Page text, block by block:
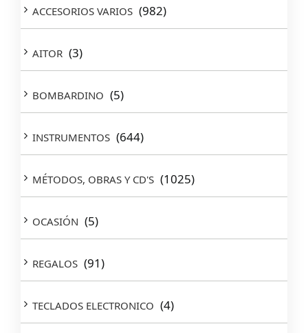
ACCESORIOS VARIOS (982)
AITOR (3)
BOMBARDINO (5)
INSTRUMENTOS (644)
MÉTODOS, OBRAS Y CD'S (1025)
OCASIÓN (5)
REGALOS (91)
TECLADOS ELECTRONICO (4)